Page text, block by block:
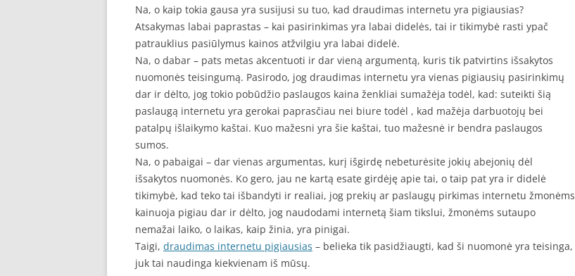
Na, o kaip tokia gausa yra susijusi su tuo, kad draudimas internetu yra pigiausias?
Atsakymas labai paprastas – kai pasirinkimas yra labai didelės, tai ir tikimybė rasti ypač
patrauklius pasiūlymus kainos atžvilgiu yra labai didelė.
Na, o dabar – pats metas akcentuoti ir dar vieną argumentą, kuris tik patvirtins išsakytos
nuomonės teisingumą. Pasirodo, jog draudimas internetu yra vienas pigiausių pasirinkimų
dar ir dėlto, jog tokio pobūdžio paslaugos kaina ženkliai sumažėja todėl, kad: suteikti šią
paslaugą internetu yra gerokai paprasčiau nei biure todėl , kad mažėja darbuotojų bei
patalpų išlaikymo kaštai. Kuo mažesni yra šie kaštai, tuo mažesnė ir bendra paslaugos
sumos.
Na, o pabaigai – dar vienas argumentas, kurį išgirdę nebeturėsite jokių abejonių dėl
išsakytos nuomonės. Ko gero, jau ne kartą esate girdėję apie tai, o taip pat yra ir didelė
tikimybė, kad teko tai išbandyti ir realiai, jog prekių ar paslaugų pirkimas internetu žmonėms
kainuoja pigiau dar ir dėlto, jog naudodami internetą šiam tikslui, žmonėms sutaupo
nemažai laiko, o laikas, kaip žinia, yra pinigai.
Taigi, draudimas internetu pigiausias – belieka tik pasidžiaugti, kad ši nuomonė yra teisinga,
juk tai naudinga kiekvienam iš mūsų.